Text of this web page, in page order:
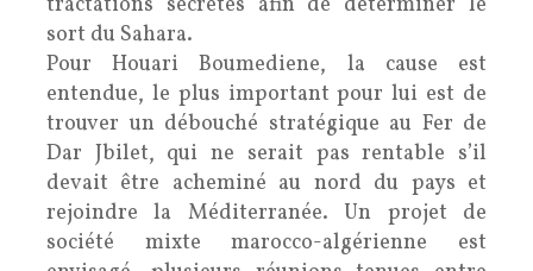
sort du Sahara.
Pour Houari Boumediene, la cause est
entendue, le plus important pour lui est de
trouver un débouché stratégique au Fer de
Dar Jbilet, qui ne serait pas rentable s’il
devait être acheminé au nord du pays et
rejoindre la Méditerranée. Un projet de
société mixte marocco-algérienne est